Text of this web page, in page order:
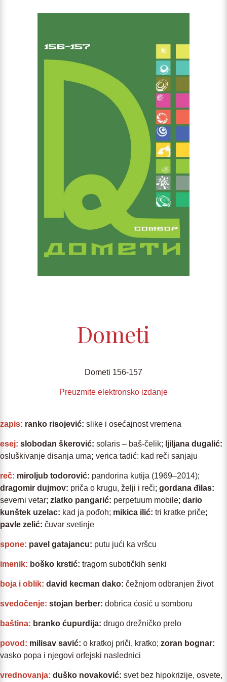
Dometi
Dometi 156-157
Preuzmite elektronsko izdanje
zapis: ranko risojević: slike i osećajnost vremena
esej: slobodan škerović: solaris – baš-čelik; ljiljana dugalić:
osluškivanje disanja uma; verica tadić: kad reči sanjaju
reč: miroljub todorović: pandorina kutija (1969–2014);
dragomir dujmov: priča o krugu, želji i reči; gordana đilas:
severni vetar; zlatko pangarić: perpetuum mobile; dario
kunštek uzelac: kad ja pođoh; mikica ilić: tri kratke priče;
pavle zelić: čuvar svetinje
spone: pavel gatajancu: putu jući ka vršcu
imenik: boško krstić: tragom subotičkih senki
boja i oblik: david kecman dako: čežnjom odbranjen život
svedočenje: stojan berber: dobrica ćosić u somboru
baština: branko ćupurdija: drugo drežničko prelo
povod: milisav savić: o kratkoj priči, kratko; zoran bognar:
vasko popa i njegovi orfejski naslednici
vrednovanja: duško novaković: svet bez hipokrizije, osvete,